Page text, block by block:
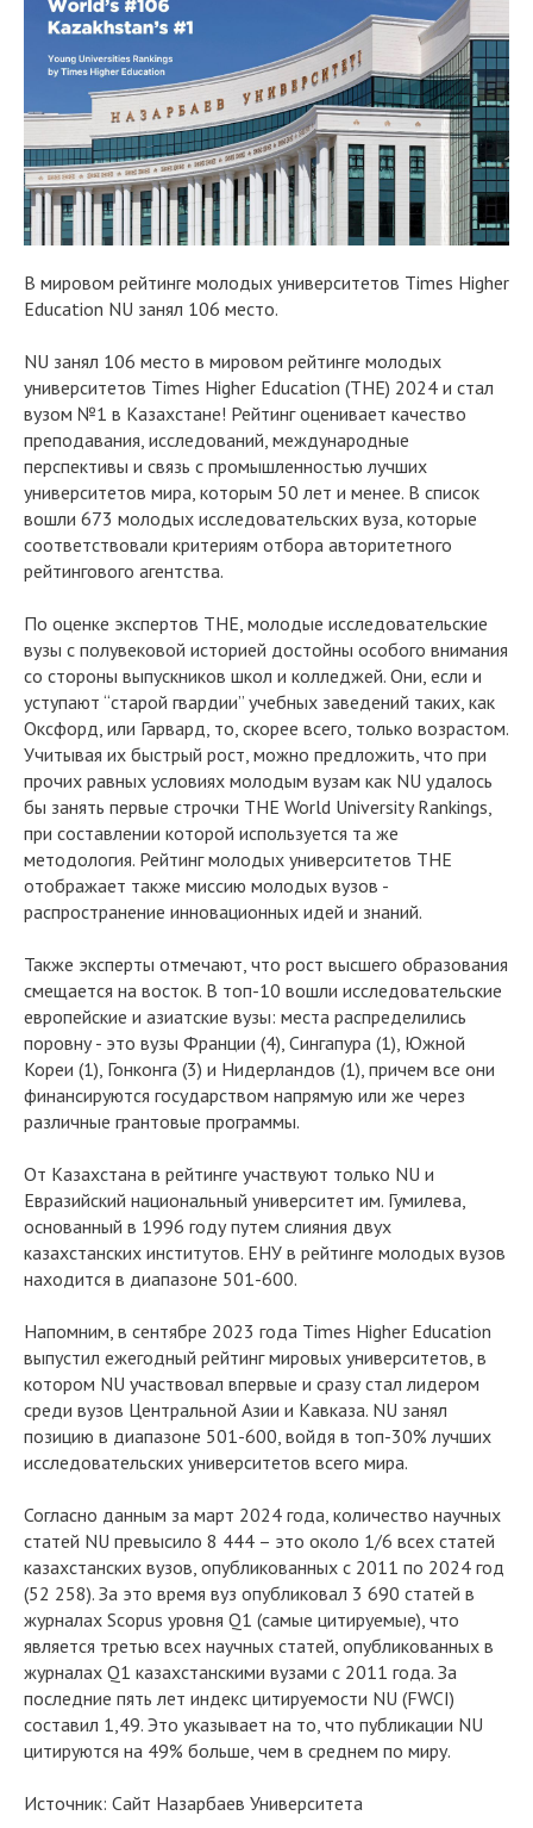
В мировом рейтинге молодых университетов Times Higher
Education NU занял 106 место.
NU занял 106 место в мировом рейтинге молодых
университетов Times Higher Education (THE) 2024 и стал
вузом №1 в Казахстане! Рейтинг оценивает качество
преподавания, исследований, международные
перспективы и связь с промышленностью лучших
университетов мира, которым 50 лет и менее. В список
вошли 673 молодых исследовательских вуза, которые
соответствовали критериям отбора авторитетного
рейтингового агентства.
По оценке экспертов THE, молодые исследовательские
вузы с полувековой историей достойны особого внимания
со стороны выпускников школ и колледжей. Они, если и
уступают “старой гвардии” учебных заведений таких, как
Оксфорд, или Гарвард, то, скорее всего, только возрастом.
Учитывая их быстрый рост, можно предложить, что при
прочих равных условиях молодым вузам как NU удалось
бы занять первые строчки THE World University Rankings,
при составлении которой используется та же
методология. Рейтинг молодых университетов THE
отображает также миссию молодых вузов -
распространение инновационных идей и знаний.
Также эксперты отмечают, что рост высшего образования
смещается на восток. В топ-10 вошли исследовательские
европейские и азиатские вузы: места распределились
поровну - это вузы Франции (4), Сингапура (1), Южной
Кореи (1), Гонконга (3) и Нидерландов (1), причем все они
финансируются государством напрямую или же через
различные грантовые программы.
От Казахстана в рейтинге участвуют только NU и
Евразийский национальный университет им. Гумилева,
основанный в 1996 году путем слияния двух
казахстанских институтов. ЕНУ в рейтинге молодых вузов
находится в диапазоне 501-600.
Напомним, в сентябре 2023 года Times Higher Education
выпустил ежегодный рейтинг мировых университетов, в
котором NU участвовал впервые и сразу стал лидером
среди вузов Центральной Азии и Кавказа. NU занял
позицию в диапазоне 501-600, войдя в топ-30% лучших
исследовательских университетов всего мира.
Согласно данным за март 2024 года, количество научных
статей NU превысило 8 444 – это около 1/6 всех статей
казахстанских вузов, опубликованных с 2011 по 2024 год
(52 258). За это время вуз опубликовал 3 690 статей в
журналах Scopus уровня Q1 (самые цитируемые), что
является третью всех научных статей, опубликованных в
журналах Q1 казахстанскими вузами с 2011 года. За
последние пять лет индекс цитируемости NU (FWCI)
составил 1,49. Это указывает на то, что публикации NU
цитируются на 49% больше, чем в среднем по миру.
Источник: Сайт Назарбаев Университета